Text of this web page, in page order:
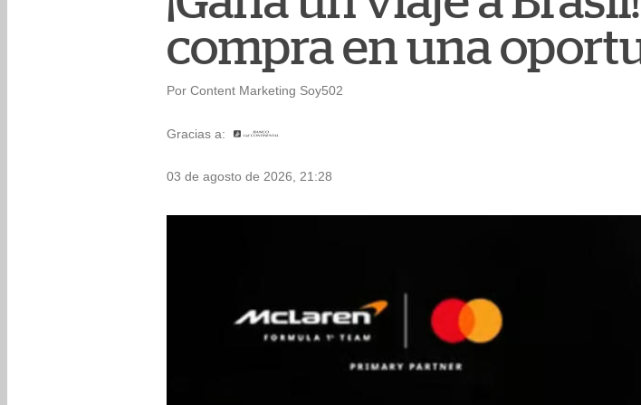
compra en una
Por Content Marketing Soy502
Gracias a:
03 de agosto de 2026, 21:28